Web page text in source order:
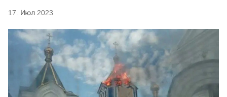
17. Июл 2023